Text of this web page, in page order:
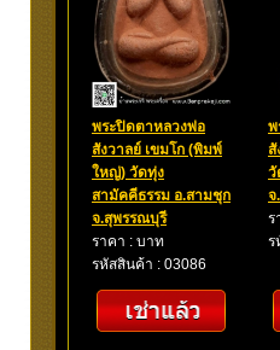
พระปิดตาหลวงพ่อ
สังวาลย์ เขมโก (พิมพ์
ใหญ่) วัดทุ่ง
สามัคคีธรรม อ.สามชุก
จ.สุพรรณบุรี
ราคา : บาท
รหัสสินค้า : 03086
พ
สั
วั
จ
ร
ร